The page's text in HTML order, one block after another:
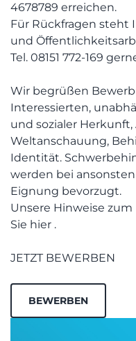
4678789 erreichen.
Für Rückfragen
und
Tel. 08151 772-169
Wir begrüßen
Interessierten,
und sozialer Herkunft,
Weltanschauung,
Identität.
werden bei
Eignung bevorzugt.
Unsere Hinweise
Sie hier .
JETZT BEWERBEN
BEWERBEN